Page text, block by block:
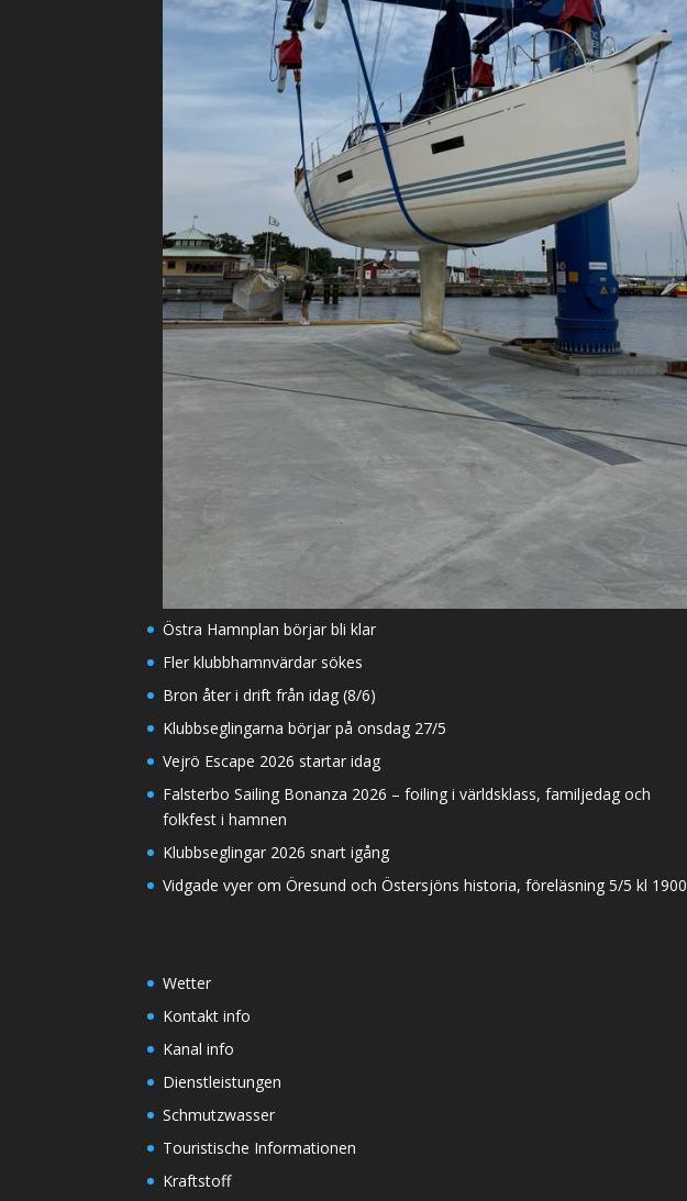
Östra Hamnplan börjar bli klar
Fler klubbhamnvärdar sökes
Bron åter i drift från idag (8/6)
Klubbseglingarna börjar på onsdag 27/5
Vejrö Escape 2026 startar idag
Falsterbo Sailing Bonanza 2026 – foiling i världsklass, familjedag och
folkfest i hamnen
Klubbseglingar 2026 snart igång
Vidgade vyer om Öresund och Östersjöns historia, föreläsning 5/5 kl 1900
Wetter
Kontakt info
Kanal info
Dienstleistungen
Schmutzwasser
Touristische Informationen
Kraftstoff